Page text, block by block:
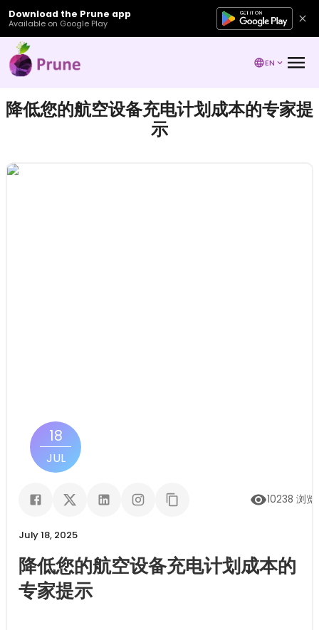
Download the Prune app
Available on Google Play
EN
降低您的航空设备充电计划成本的专家提
示
18
JUL
10238 浏览
July 18, 2025
降低您的航空设备充电计划成本的
专家提示